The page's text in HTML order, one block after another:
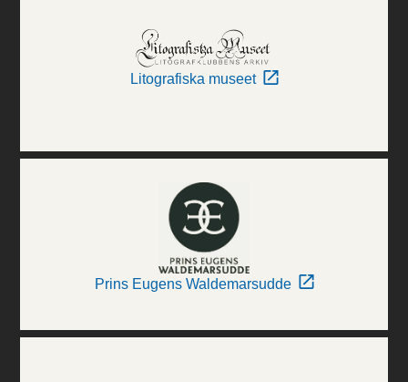
Litografiska museet
Prins Eugens Waldemarsudde